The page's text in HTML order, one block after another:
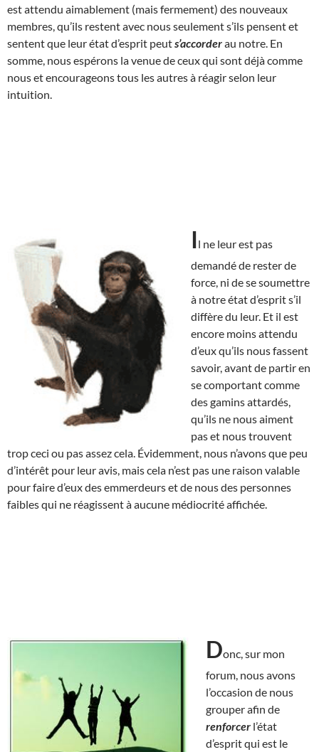
est attendu aimablement (mais fermement) des nouveaux
membres, qu’ils restent avec nous seulement s’ils pensent et
sentent que leur état d’esprit peuts’accorderau notre. En
somme, nous espérons la venue de ceux qui sont déjà comme
nous et encourageons tous les autres à réagir selon leur
intuition.
Il ne leur est pas
demandé de rester de
force, ni de se soumettre
à notre état d’esprit s’il
diffère du leur. Et il est
encore moins attendu
d’eux qu’ils nous fassent
savoir, avant de partir en
se comportant comme
des gamins attardés,
qu’ils ne nous aiment
pas et nous trouvent
trop ceci ou pas assez cela. Évidemment, nous n’avons que peu
d’intérêt pour leur avis, mais cela n’est pas une raison valable
pour faire d’eux des emmerdeurs et de nous des personnes
faibles qui ne réagissent à aucune médiocrité affichée.
Donc, sur mon
forum, nous avons
l’occasion de nous
grouper afin de
renforcer l’état
d’esprit qui est le